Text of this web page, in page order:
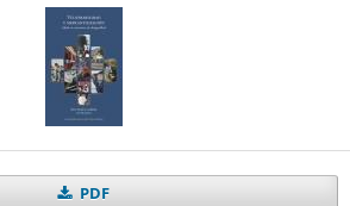
PDF